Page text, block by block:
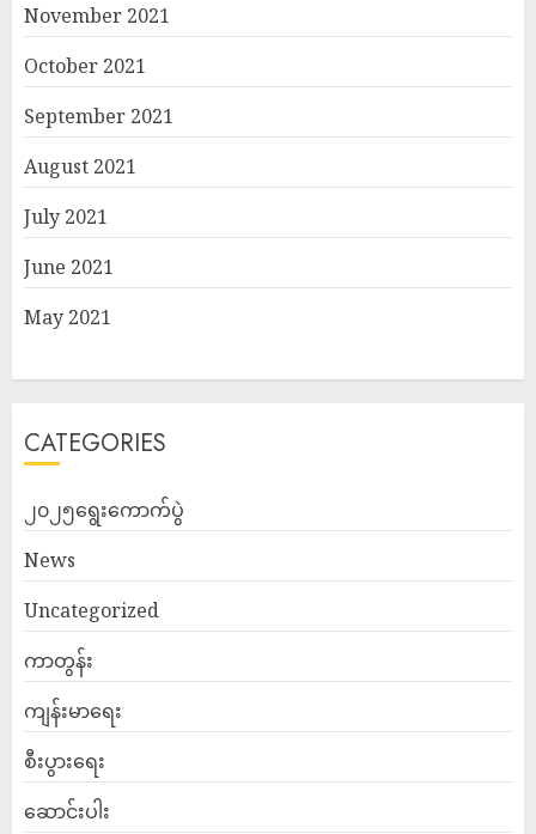
November 2021
October 2021
September 2021
August 2021
July 2021
June 2021
May 2021
CATEGORIES
၂၀၂၅ရွေးကောက်ပွဲ
News
Uncategorized
ကာတွန်း
ကျန်းမာရေး
စီးပွားရေး
ဆောင်းပါး